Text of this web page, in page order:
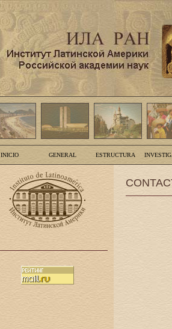
INICIO GENERAL ESTRUCTURA